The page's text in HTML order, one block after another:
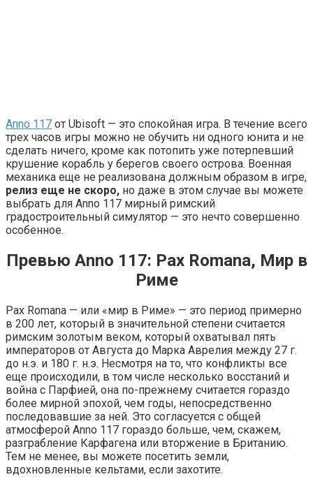
Anno 117 от Ubisoft — это спокойная игра. В течение всего
трех часов игры можно не обучить ни одного юнита и не
сделать ничего, кроме как потопить уже потерпевший
крушение корабль у берегов своего острова. Военная
механика еще не реализована должным образом в игре,
релиз еще не скоро, но даже в этом случае вы можете
выбрать для Anno 117 мирный римский
градостроительный симулятор — это нечто совершенно
особенное.
Превью Anno 117: Pax Romana, Мир в
Риме
Pax Romana — или «мир в Риме» — это период примерно
в 200 лет, который в значительной степени считается
римским золотым веком, который охватывал пять
императоров от Августа до Марка Аврелия между 27 г.
до н.э. и 180 г. н.э. Несмотря на то, что конфликты все
еще происходили, в том числе несколько восстаний и
война с Парфией, она по-прежнему считается гораздо
более мирной эпохой, чем годы, непосредственно
последовавшие за ней. Это согласуется с общей
атмосферой Anno 117 гораздо больше, чем, скажем,
разграбление Карфагена или вторжение в Британию.
Тем не менее, вы можете посетить земли,
вдохновленные кельтами, если захотите.